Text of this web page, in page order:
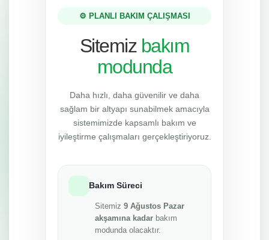
⚙️ PLANLI BAKIM ÇALIŞMASI
Sitemiz bakım
modunda
Daha hızlı, daha güvenilir ve daha
sağlam bir altyapı sunabilmek amacıyla
sistemimizde kapsamlı bakım ve
iyileştirme çalışmaları gerçekleştiriyoruz.
Bakım Süreci
Sitemiz 9 Ağustos Pazar
akşamına kadar bakım
modunda olacaktır.